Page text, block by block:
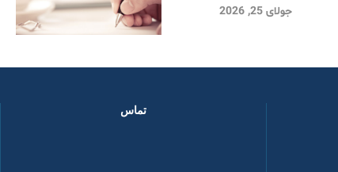
جولای 25, 2026
تماس